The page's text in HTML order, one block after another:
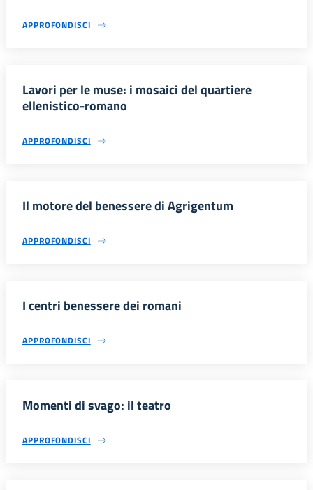
APPROFONDISCI
Lavori per le muse: i mosaici del quartiere
ellenistico-romano
APPROFONDISCI
Il motore del benessere di Agrigentum
APPROFONDISCI
I centri benessere dei romani
APPROFONDISCI
Momenti di svago: il teatro
APPROFONDISCI